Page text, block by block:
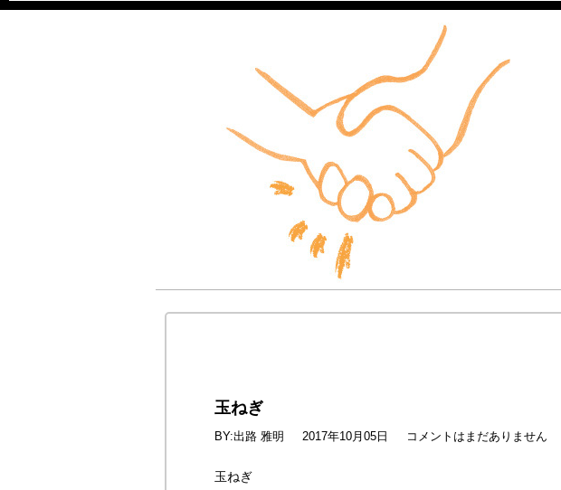
玉ねぎ
BY:出路 雅明 2017年10月05日 コメントはまだありません
玉ねぎ